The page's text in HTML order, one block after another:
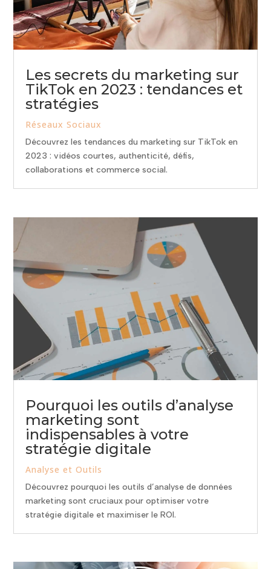
Les secrets du marketing sur
TikTok en 2023 : tendances et
stratégies
Réseaux Sociaux
Découvrez les tendances du marketing sur TikTok en
2023 : vidéos courtes, authenticité, défis,
collaborations et commerce social.
Pourquoi les outils d’analyse
marketing sont
indispensables à votre
stratégie digitale
Analyse et Outils
Découvrez pourquoi les outils d’analyse de données
marketing sont cruciaux pour optimiser votre
stratégie digitale et maximiser le ROI.